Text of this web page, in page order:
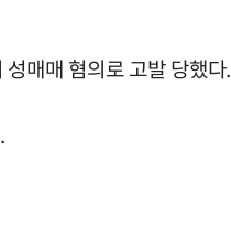
매매 혐의로 고발 당했다.